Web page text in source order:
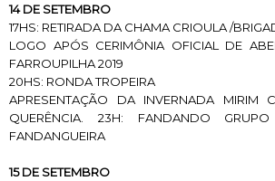
14 DE SETEMBRO
17HS: RETIRADA DA CHAMA CRIOULA /
LOGO APÓS CERIMÔNIA OFICIAL DE
FARROUPILHA 2019
20HS: RONDA TROPEIRA
APRESENTAÇÃO DA INVERNADA MIRIM
QUERÊNCIA. 23H: FANDANDO
FANDANGUEIRA
15 DE SETEMBRO